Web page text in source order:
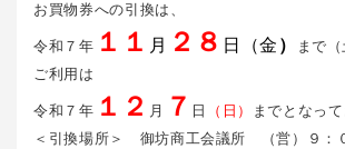
お買物券への引換は、
令和７年 １１ 月 ２８ 日 （金 ）
まで（
ご利用は
令和７年 １２ 月 ７ 日 （日）
までとなって
＜引換場所＞ 御坊商工会議所 （営）９：